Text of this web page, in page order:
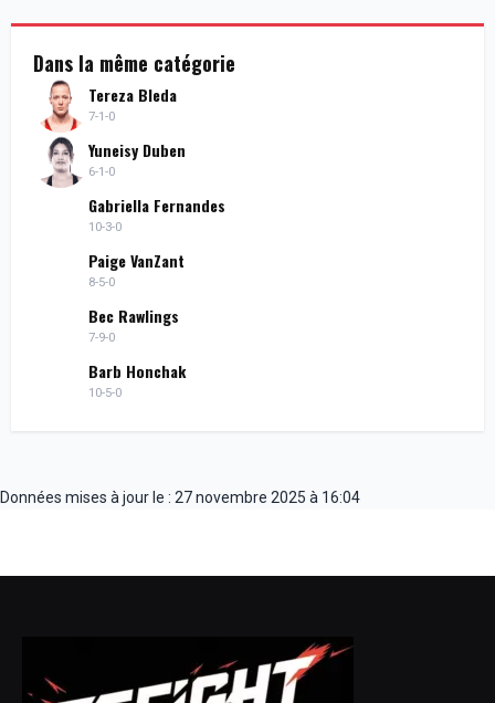
Dans la même catégorie
Tereza Bleda
7-1-0
Yuneisy Duben
6-1-0
Gabriella Fernandes
10-3-0
Paige VanZant
8-5-0
Bec Rawlings
7-9-0
Barb Honchak
10-5-0
Données mises à jour le : 27 novembre 2025 à 16:04